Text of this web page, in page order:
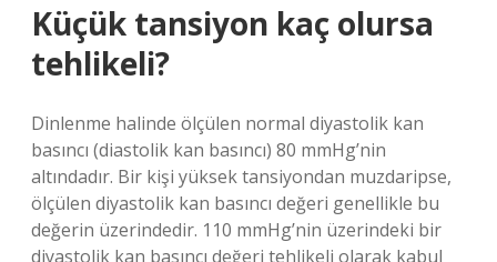
Küçük tansiyon kaç olursa
tehlikeli?
Dinlenme halinde ölçülen normal diyastolik kan
basıncı (diastolik kan basıncı) 80 mmHg’nin
altındadır. Bir kişi yüksek tansiyondan muzdaripse,
ölçülen diyastolik kan basıncı değeri genellikle bu
değerin üzerindedir. 110 mmHg’nin üzerindeki bir
diyastolik kan basıncı değeri tehlikeli olarak kabul